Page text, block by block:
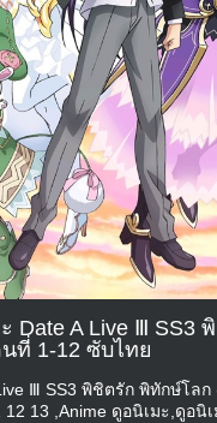
Date A Live Ⅲ SS3
ที่ 1-12 ซับไทย
Ⅲ SS3 พิชิตรัก พิทักษ์โล
12 13 ,Anime ดูอนิเมะ,ดูอนิ